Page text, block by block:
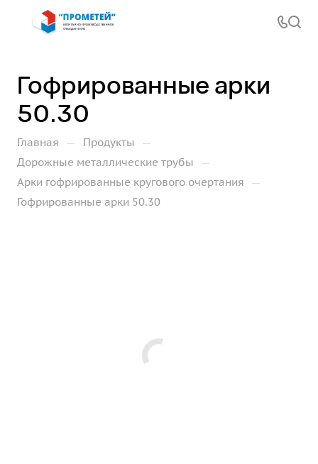
Гофрированные арки
50.30
Главная — Продукты —
Дорожные металлические трубы —
Арки гофрированные кругового очертания —
Гофрированные арки 50.30